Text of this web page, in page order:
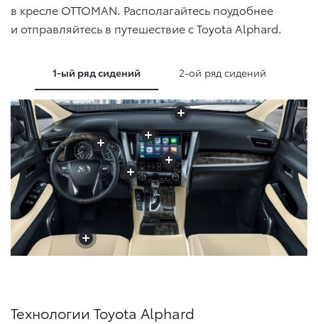
в кресле OTTOMAN. Располагайтесь поудобнее
и отправляйтесь в путешествие с Toyota Alphard.
1-ый ряд сидений 2-ой ряд сидений
+
+
+
+
+
+
+
+
+
+ +
Технологии Toyota Alphard